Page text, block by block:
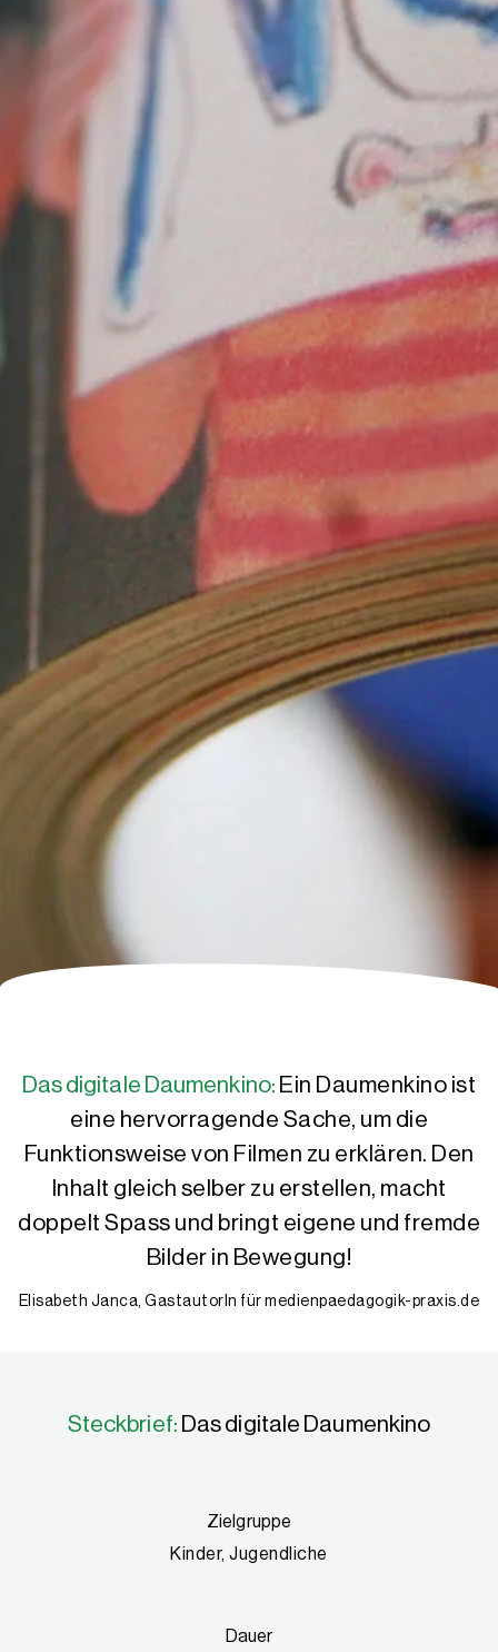
Das digitale Daumenkino: Ein Daumenkino ist
eine hervorragende Sache, um die
Funktionsweise von Filmen zu erklären. Den
Inhalt gleich selber zu erstellen, macht
doppelt Spass und bringt eigene und fremde
Bilder in Bewegung!
Elisabeth Janca, GastautorIn für medienpaedagogik-praxis.de
Steckbrief: Das digitale Daumenkino
Zielgruppe
Kinder, Jugendliche
Dauer